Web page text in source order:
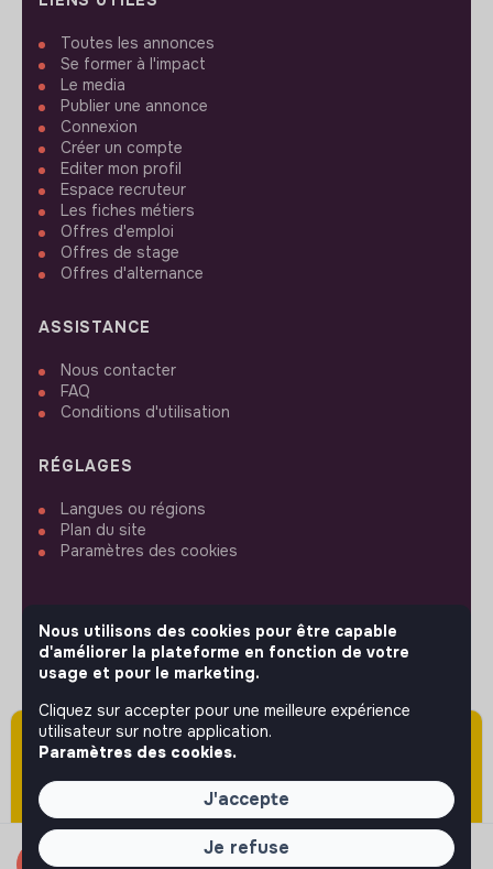
Attention cette annonce a été publiée il y a
plus de 60 jours (le 02/06/2026) et est sans
doute expirée ou non mise à jour.
Candidater
Toutes les annonces
Se former à l'impact
Le media
Publier une annonce
Connexion
Créer un compte
Editer mon profil
Espace recruteur
Les fiches métiers
Offres d'emploi
Offres de stage
Offres d'alternance
ASSISTANCE
Nous contacter
FAQ
Conditions d'utilisation
RÉGLAGES
Langues ou régions
Plan du site
Paramètres des cookies
SUIVEZ-NOUS
© 2026 jobs that makesense.
Nous utilisons des cookies pour être capable
d'améliorer la plateforme en fonction de votre
usage et pour le marketing.
Cliquez sur accepter pour une meilleure expérience
utilisateur sur notre application.
Paramètres des cookies.
J'accepte
Je refuse